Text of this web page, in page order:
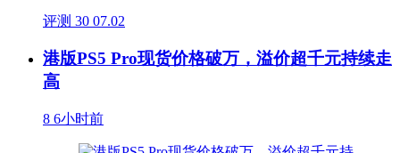
评测 30 07.02
港版PS5 Pro现货价格破万，溢价超千元持续走
高
8 6小时前